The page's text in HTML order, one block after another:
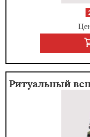
-
Ритуальный